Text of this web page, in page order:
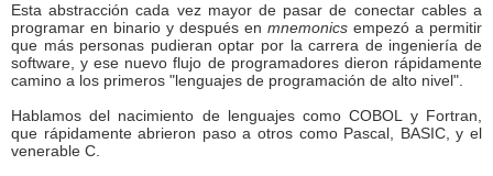
Esta abstracción cada vez mayor de pasar de conectar cables a
programar en binario y después en mnemonics empezó a permitir
que más personas pudieran optar por la carrera de ingeniería de
software, y ese nuevo flujo de programadores dieron rápidamente
camino a los primeros "lenguajes de programación de alto nivel".
Hablamos del nacimiento de lenguajes como COBOL y Fortran,
que rápidamente abrieron paso a otros como Pascal, BASIC, y el
venerable C.